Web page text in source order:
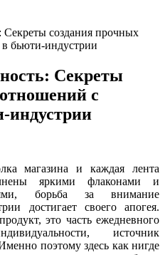
Секреты создания прочных
бьюти-индустрии
Секреты
с
индустрии
магазина и каждая лента
яркими флаконами и
борьба за внимание
достигает своего апогея.
это часть ежедневного
источник
поэтому здесь как нигде